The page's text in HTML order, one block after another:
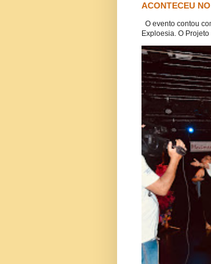
ACONTECEU
O evento contou
Exploesia. O